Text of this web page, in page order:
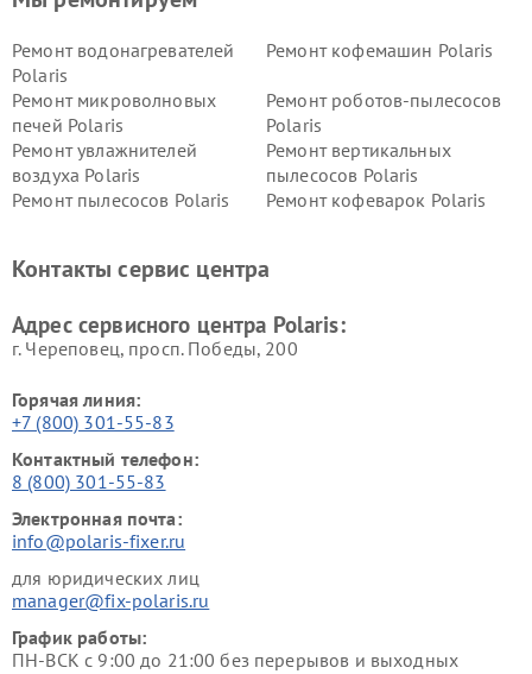
Ремонт водонагревателей
Polaris
Ремонт кофемашин Polaris
Ремонт микроволновых
печей Polaris
Ремонт роботов-пылесосов
Polaris
Ремонт увлажнителей
воздуха Polaris
Ремонт вертикальных
пылесосов Polaris
Ремонт пылесосов Polaris
Ремонт кофеварок Polaris
Контакты сервис центра
Адрес сервисного центра Polaris:
г. Череповец, просп. Победы, 200
Горячая линия:
+7 (800) 301-55-83
Контактный телефон:
8 (800) 301-55-83
Электронная почта:
info@polaris-fixer.ru
для юридических лиц
manager@fix-polaris.ru
График работы:
ПН-ВСК с 9:00 до 21:00 без перерывов и выходных